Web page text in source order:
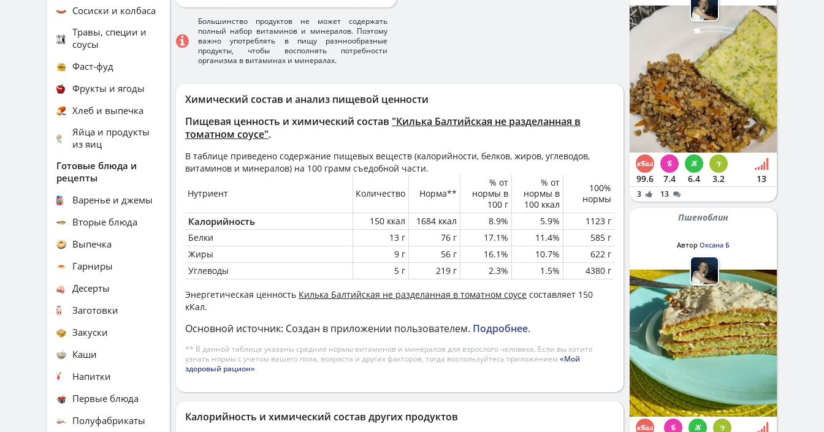
Химический состав и анализ пищевой ценности
Пищевая ценность и химический состав "Килька Балтийская не разделанная в
томатном соусе".
В таблице приведено содержание пищевых веществ (калорийности, белков, жиров, углеводов,
витаминов и минералов) на 100 грамм съедобной части.
Нутриент Количество Норма**
% от
нормы в
100 г
% от
нормы в
100 ккал
100%
нормы
Калорийность 150 ккал 1684 ккал 8.9% 5.9%
1123 г
Белки
13 г 76 г 17.1% 11.4%
585 г
Жиры
9 г 56 г 16.1% 10.7%
622 г
Углеводы
5 г 219 г 2.3% 1.5% 4380 г
Энергетическая ценность Килька Балтийская не разделанная в томатном соусе составляет 150
кКал.
Основной источник: Создан в приложении пользователем. Подробнее.
** В данной таблице указаны средние нормы витаминов и минералов для взрослого человека. Если вы хотите
узнать нормы с учетом вашего пола, возраста и других факторов, тогда воспользуйтесь приложением «Мой
здоровый рацион».
Большинство продуктов не может содержать
полный набор витаминов и минералов. Поэтому
важно употреблять в пищу разннообразные
продукты, чтобы восполнять потребности
организма в витаминах и минералах.
Калорийность и химический состав других продуктов
Сосиски и колбаса
Травы, специи и
соусы
Фаст-фуд
Фрукты и ягоды
Хлеб и выпечка
Яйца и продукты
из яиц
Готовые блюда и
рецепты
Варенье и джемы
Вторые блюда
Выпечка
Гарниры
Десерты
Заготовки
Закуски
Каши
Напитки
Первые блюда
Полуфабрикаты
99.6 7.4 6.4 3.2 13
3 13
Пшеноблин
Автор Оксана Б